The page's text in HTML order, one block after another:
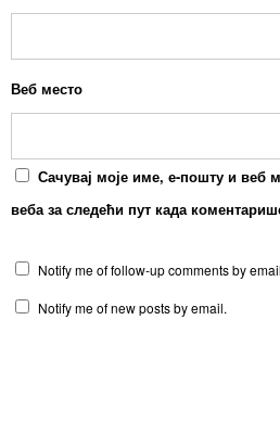
Веб место
Сачувај моје име, е-пошту и веб
веба за следећи пут када
Notify me of follow-up comments by
Notify me of new posts by email.